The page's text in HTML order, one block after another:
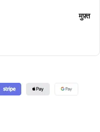
मुफ़्त